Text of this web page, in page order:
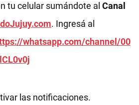
tu celular sumándote al Canal
. Ingresá al
whatsapp.com/channel/00
las notificaciones.